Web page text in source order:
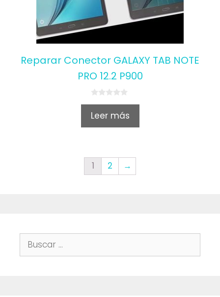
Reparar Conector GALAXY TAB NOTE
PRO 12.2 P900
u
Leer más
1 2 →
Buscar: